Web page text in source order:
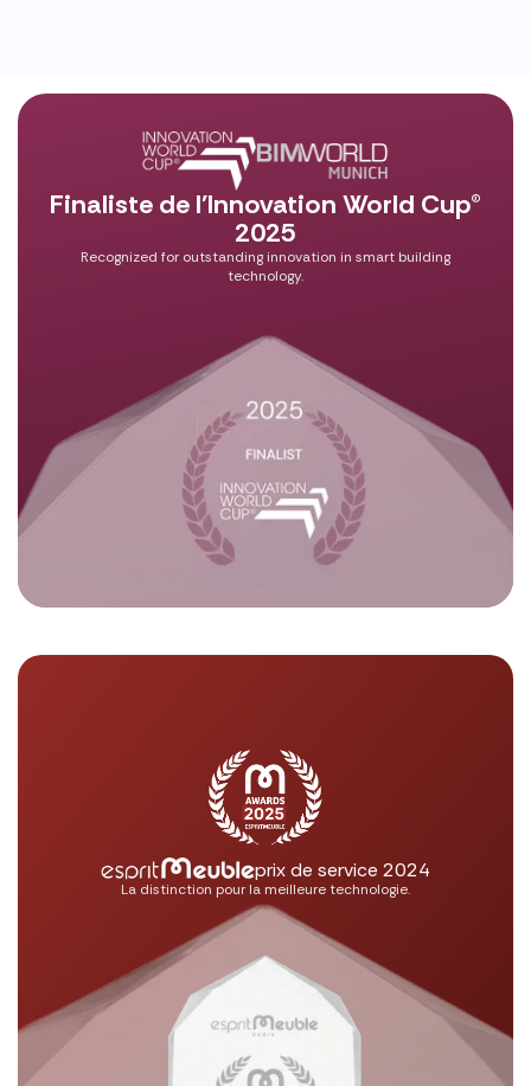
Finaliste de l'Innovation World Cup®
2025
Recognized for outstanding innovation in smart building
technology.
prix de service 2024
La distinction pour la meilleure technologie.